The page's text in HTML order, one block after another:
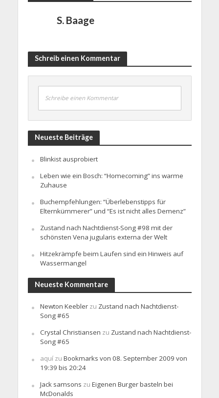
S. Baage
Schreib einen Kommentar
Schreibe einen Kommentar
Neueste Beiträge
Blinkist ausprobiert
Leben wie ein Bosch: “Homecoming” ins warme
Zuhause
Buchempfehlungen: “Überlebenstipps für
Elternkümmerer” und “Es ist nicht alles Demenz”
Zustand nach Nachtdienst-Song #98 mit der
schönsten Vena jugularis externa der Welt
Hitzekrämpfe beim Laufen sind ein Hinweis auf
Wassermangel
Neueste Kommentare
Newton Keeblerzu Zustand nach Nachtdienst-
Song #65
Crystal Christiansen zu Zustand nach Nachtdienst-
Song #65
aquízu Bookmarks von 08. September 2009 von
19:39 bis 20:24
Jack samsons zu Eigenen Burger basteln bei
McDonalds